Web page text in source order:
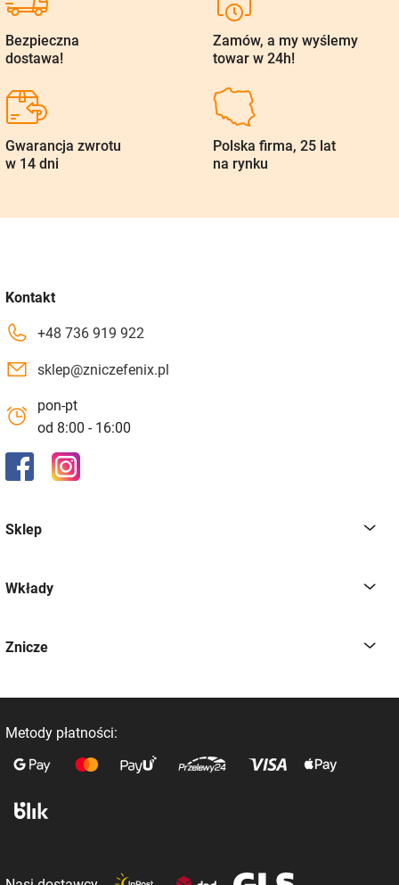
Bezpieczna
dostawa!
Zamów, a my wyślemy
towar w 24h!
Gwarancja zwrotu
w 14 dni
Polska firma, 25 lat
na rynku
Kontakt
+48 736 919 922
sklep@zniczefenix.pl
pon-pt
od 8:00 - 16:00
Sklep
Wkłady
Znicze
Metody płatności: